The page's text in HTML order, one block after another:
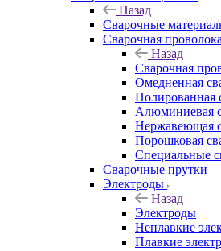
Назад
Сварочные
Сварочная проволока
Назад
Сварочная
Омедненная
Полированная
Алюминиевая
Нержавеющая
Порошковая
Специальные
Сварочные прутки
Электроды
Назад
Электроды
Неплавкие
Плавкие